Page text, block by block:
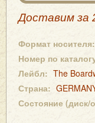
Доставим за
Формат носителя:
Номер по
Лейбл: The
Страна:
Состояние (диск/